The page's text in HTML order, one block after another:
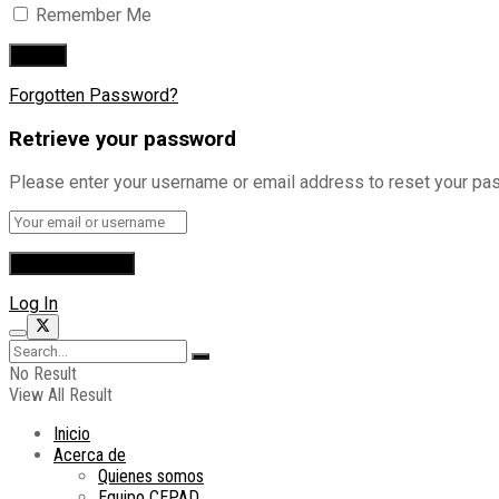
Remember Me
Forgotten Password?
Retrieve your password
Please enter your username or email address to reset your
Log In
No Result
View All Result
Inicio
Acerca de
Quienes somos